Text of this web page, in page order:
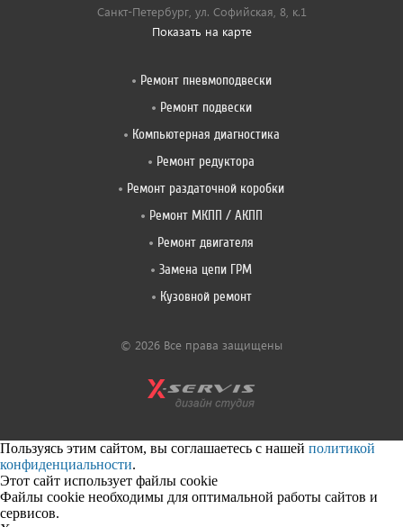
Санкт-Петербург, ул. Софийская, 8, к.1
Показать на карте
Ремонт пневмоподвески
Ремонт подвески
Компьютерная диагностика
Ремонт редуктора
Ремонт раздаточной коробки
Ремонт МКПП / АКПП
Ремонт двигателя
Замена цепи ГРМ
Кузовной ремонт
© 2026 Все права защищены
Пользуясь этим сайтом, вы соглашаетесь с нашей политикой
конфиденциальности.
Этот сайт использует файлы cookie
Файлы cookie необходимы для оптимальной работы сайтов и
сервисов.